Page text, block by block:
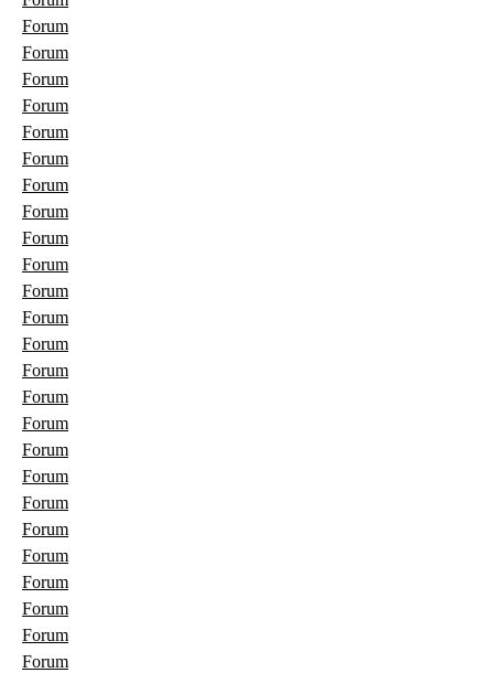
Forum
Forum
Forum
Forum
Forum
Forum
Forum
Forum
Forum
Forum
Forum
Forum
Forum
Forum
Forum
Forum
Forum
Forum
Forum
Forum
Forum
Forum
Forum
Forum
Forum